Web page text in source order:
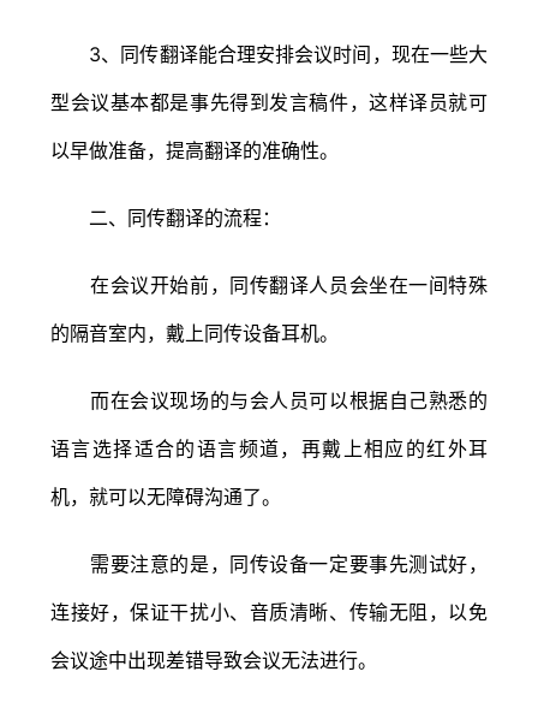
3、同传翻译能合理安排会议时间，现在一些大
型会议基本都是事先得到发言稿件，这样译员就可
以早做准备，提高翻译的准确性。
二、同传翻译的流程：
在会议开始前，同传翻译人员会坐在一间特殊
的隔音室内，戴上同传设备耳机。
而在会议现场的与会人员可以根据自己熟悉的
语言选择适合的语言频道，再戴上相应的红外耳
机，就可以无障碍沟通了。
需要注意的是，同传设备一定要事先测试好，
连接好，保证干扰小、音质清晰、传输无阻，以免
会议途中出现差错导致会议无法进行。